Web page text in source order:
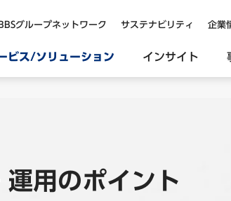
BBSグループネットワーク サステナビリティ 企業
ビス/ソリューション インサイト
用のポイント